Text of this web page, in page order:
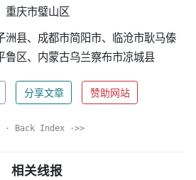
重庆市璧山区
洲县、成都市简阳市、临沧市耿马傣
鲁区、内蒙古乌兰察布市凉城县
分享文章 赞助网站
· Back Index ·>>
相关线报